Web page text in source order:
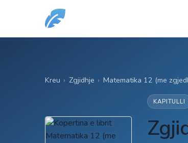
Kreu › Zgjidhje › Matematika 12 (me
KAPITULLI